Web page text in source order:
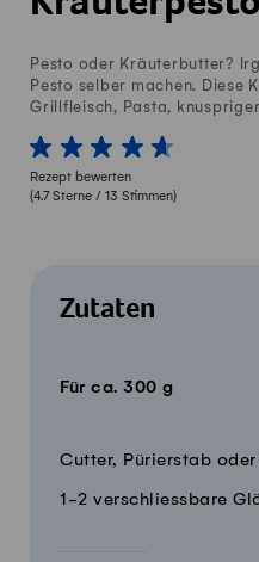
Pesto oder Kräuterbutter?
Pesto selber machen. Diese
Grillfleisch, Pasta,
1 von 5 Sterne
2 von 5 Sterne
3 von 5 Sterne
4 von 5 Sterne
5 von 5 Sterne
Rezept bewerten
(4.7 Sterne / 13 Stimmen)
Zutaten
Für ca. 300 g
Menge Zutaten
Cutter, Pürierstab
1-2 verschliessbare